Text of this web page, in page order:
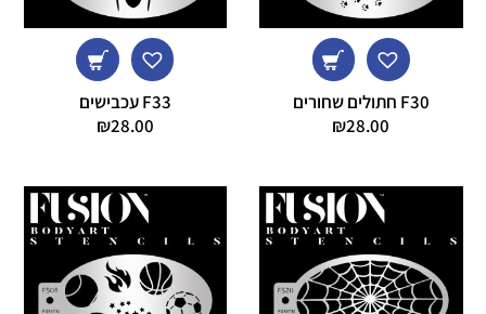
F30 חתולים שחורים
₪28.00
F33 עכבישים
₪28.00